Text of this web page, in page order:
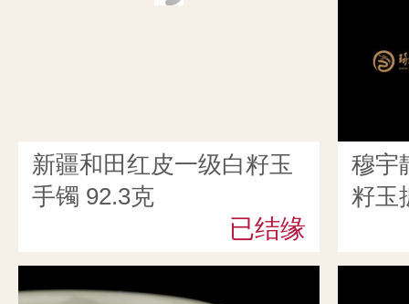
新疆和田红皮一级白籽玉
手镯 92.3克
已结缘
穆宇
籽玉